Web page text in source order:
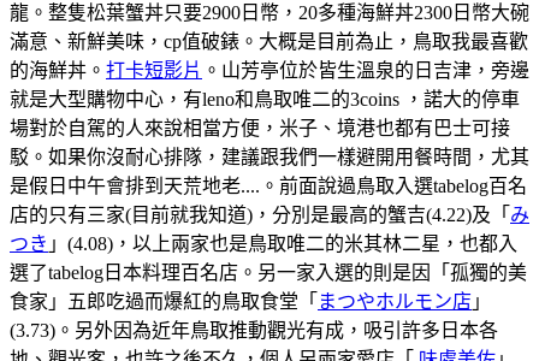
龍。整隻松葉蟹丼只要2900日幣，20多種海鮮丼2300日幣大碗
滿意、新鮮美味，cp值破錶。大概是目前為止，鳥取我最喜歡
的海鮮丼。 打卡短影片 。山芳亭位於皆生溫泉的日吉津，旁邊
就是大型購物中心，有leno和鳥取唯二的3coins ，諾大的停車
場對於自駕的人來說相當方便，米子、境港也都有巴士可接
駁。如果你沒耐心排隊，建議跟我們一樣避開用餐時間，尤其
是假日中午會排到天荒地老....。前面說過鳥取入選tabelog百名
店的只有三家(目前就我知道)，分別是最高的蟹吉(4.22)及「 み
つき 」(4.08)，以上兩家也是鳥取唯二的米其林二星，也都入
選了tabelog日本料理百名店。另一家入選的則是因「孤獨的美
食家」五郎吃過而爆紅的鳥取食堂「 まつやホルモン店 」
(3.73)。另外因為近年鳥取推動觀光有成，吸引許多日本各